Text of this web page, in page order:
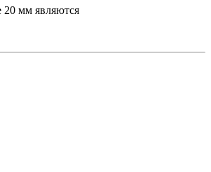
20 мм являются